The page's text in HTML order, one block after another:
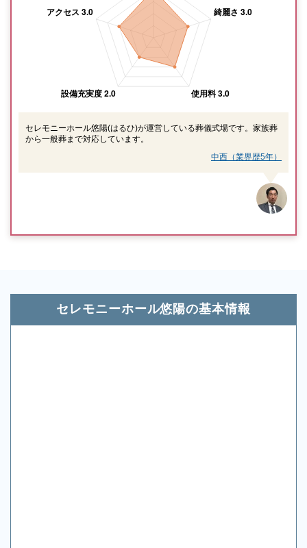
セレモニーホール悠陽(はるひ)が運営している葬儀式場です。家族葬
から一般葬まで対応しています。
中西（業界歴5年）
セレモニーホール悠陽の基本情報